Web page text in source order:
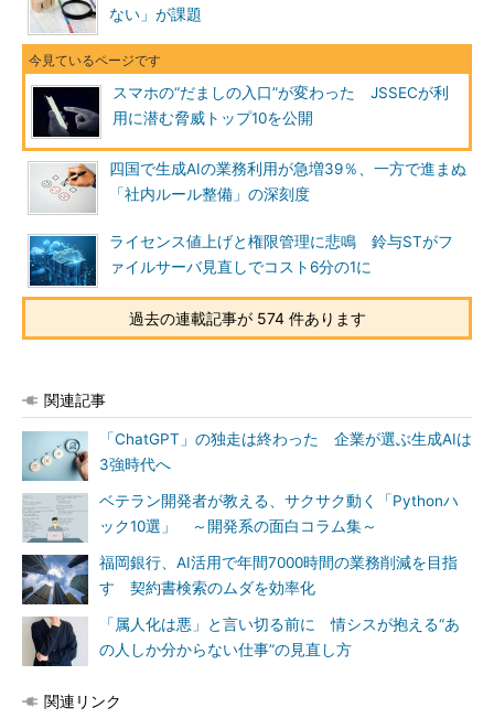
ない」が課題
スマホの“だましの入口”が変わった JSSECが利
用に潜む脅威トップ10を公開
四国で生成AIの業務利用が急増39％、一方で進まぬ
「社内ルール整備」の深刻度
ライセンス値上げと権限管理に悲鳴 鈴与STがフ
ァイルサーバ見直しでコスト6分の1に
過去の連載記事が 574 件あります
関連記事
「ChatGPT」の独走は終わった 企業が選ぶ生成AIは
3強時代へ
ベテラン開発者が教える、サクサク動く「Pythonハ
ック10選」 ～開発系の面白コラム集～
福岡銀行、AI活用で年間7000時間の業務削減を目指
す 契約書検索のムダを効率化
「属人化は悪」と言い切る前に 情シスが抱える“あ
の人しか分からない仕事”の見直し方
関連リンク